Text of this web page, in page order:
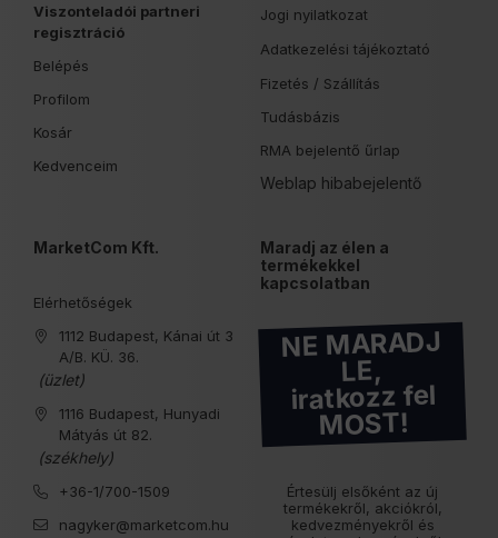
Viszonteladói partneri
regisztráció
Belépés
Profilom
Kosár
Kedvenceim
Jogi nyilatkozat
Adatkezelési tájékoztató
Fizetés / Szállítás
Tudásbázis
RMA bejelentő űrlap
Weblap hibabejelentő
MarketCom Kft.
Elérhetőségek
1112 Budapest, Kánai út 3
A/B. KÜ. 36.
(üzlet)
1116 Budapest, Hunyadi
Mátyás út 82.
(székhely)
+36-1/700-1509
nagyker@marketcom.hu
Maradj az élen a
termékekkel
kapcsolatban
NE MARADJ
LE,
iratkozz fel
MOST!
Értesülj elsőként az új
termékekről, akciókról,
kedvezményekről és